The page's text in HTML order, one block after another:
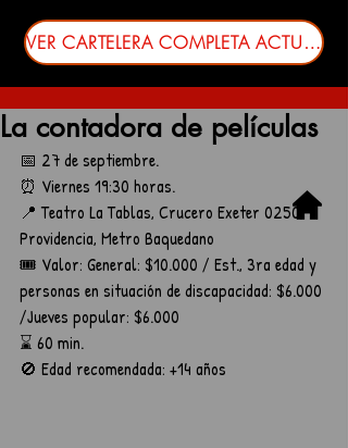
VER CARTELERA COMPLETA ACTUALIZADA
La contadora de películas
📅 27 de septiembre.
⏰ Viernes 19:30 horas.
📍 Teatro La Tablas, Crucero Exeter 0250,
Providencia, Metro Baquedano
🎟️ Valor: General: $10.000 / Est., 3ra edad y
personas en situación de discapacidad: $6.000
/Jueves popular: $6.000
⌛ 60 min.
🚫 Edad recomendada: +14 años